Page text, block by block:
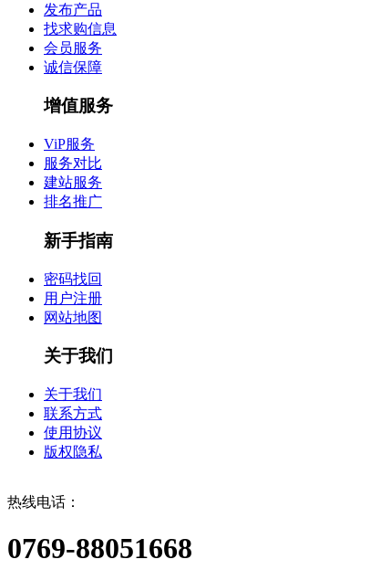
发布产品
找求购信息
会员服务
诚信保障
增值服务
ViP服务
服务对比
建站服务
排名推广
新手指南
密码找回
用户注册
网站地图
关于我们
关于我们
联系方式
使用协议
版权隐私
热线电话：
0769-88051668